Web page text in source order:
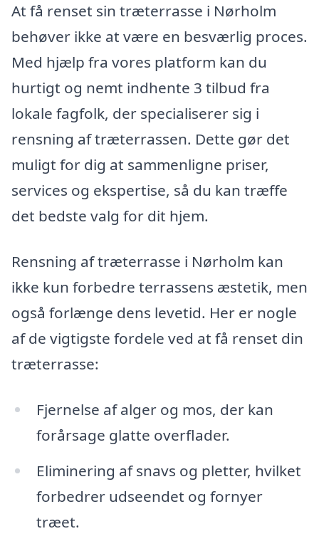
At få renset sin træterrasse i Nørholm
behøver ikke at være en besværlig proces.
Med hjælp fra vores platform kan du
hurtigt og nemt indhente 3 tilbud fra
lokale fagfolk, der specialiserer sig i
rensning af træterrassen. Dette gør det
muligt for dig at sammenligne priser,
services og ekspertise, så du kan træffe
det bedste valg for dit hjem.
Rensning af træterrasse i Nørholm kan
ikke kun forbedre terrassens æstetik, men
også forlænge dens levetid. Her er nogle
af de vigtigste fordele ved at få renset din
træterrasse:
Fjernelse af alger og mos, der kan
forårsage glatte overflader.
Eliminering af snavs og pletter, hvilket
forbedrer udseendet og fornyer
træet.